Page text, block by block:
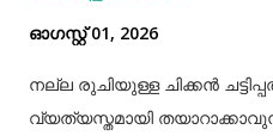
ഓഗസ്റ്റ് 01, 2026
നല്ല രുചിയുള്ള ചിക്കൻ
വ്യത്യസ്തമായി